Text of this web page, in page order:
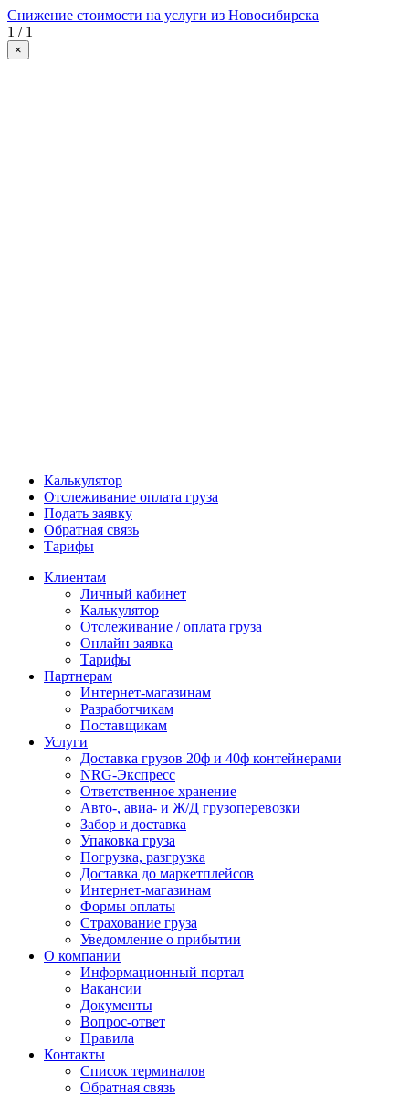
Снижение стоимости на услуги из Новосибирска
1 / 1
×
Калькулятор
Отслеживание оплата груза
Подать заявку
Обратная связь
Тарифы
Клиентам
Личный кабинет
Калькулятор
Отслеживание / оплата груза
Онлайн заявка
Тарифы
Партнерам
Интернет-магазинам
Разработчикам
Поставщикам
Услуги
Доставка грузов 20ф и 40ф контейнерами
NRG-Экспресс
Ответственное хранение
Авто-, авиа- и Ж/Д грузоперевозки
Забор и доставка
Упаковка груза
Погрузка, разгрузка
Доставка до маркетплейсов
Интернет-магазинам
Формы оплаты
Страхование груза
Уведомление о прибытии
О компании
Информационный портал
Вакансии
Документы
Вопрос-ответ
Правила
Контакты
Список терминалов
Обратная связь